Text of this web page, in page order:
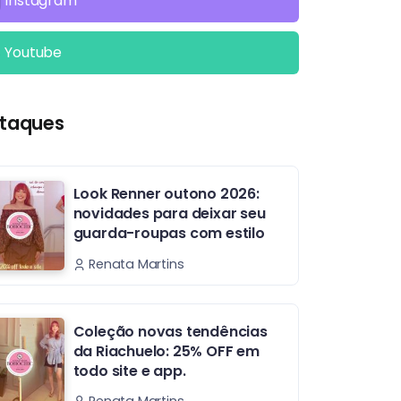
Youtube
Look Renner outono 2026:
novidades para deixar seu
guarda-roupas com estilo
Renata Martins
Coleção novas tendências
da Riachuelo: 25% OFF em
todo site e app.